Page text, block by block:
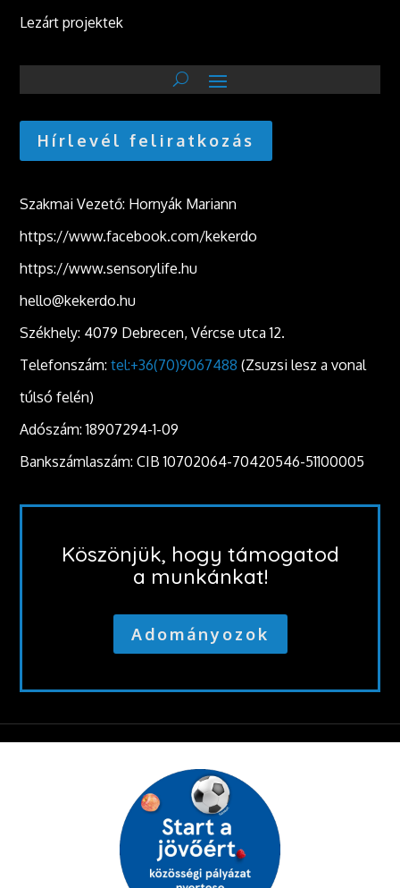
Lezárt projektek
Hírlevél feliratkozás
Szakmai Vezető: Hornyák Mariann
https://www.facebook.com/kekerdo
https://www.sensorylife.hu
hello@kekerdo.hu
Székhely: 4079 Debrecen, Vércse utca 12.
Telefonszám:tel:+36(70)9067488 (Zsuzsi lesz a vonal
túlsó felén)
Adószám: 18907294-1-09
Bankszámlaszám: CIB 10702064-70420546-51100005
Köszönjük, hogy támogatod
a munkánkat!
Adományozok